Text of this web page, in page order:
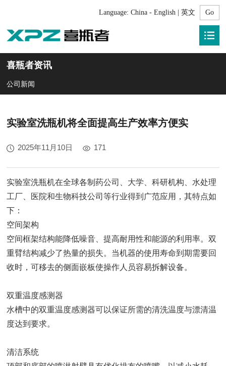
Language: China - English | 英文
喜瓶者资讯
公司新闻
实验室洗瓶机将全面提高生产效率方便实
2025年11月10日 171
实验室洗瓶机在全球各制药公司、大学、科研机构、水处理
工厂、医院和生物科技公司等行业得到广范应用，其特点如
下：
空间架构
空间框架结构能降低噪音、提高耐用性和能源的利用率。双
重臂结构减少了热量的损失。当机器的使用寿命到期需要回
收时，可移去的侧面嵌板使操作人员容易拆解设备。
双重温度感测器
水槽中的双重温度感测器可以保证所需的清洗温度与漂清温
度达到要求。
清洁系统